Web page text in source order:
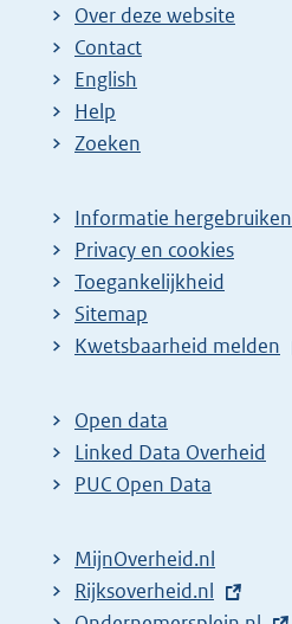
Over deze website
Contact
English
Help
Zoeken
Informatie hergebruiken
Privacy en cookies
Toegankelijkheid
Sitemap
E
t
e
r
l
i
Kwetsbaarheid melden
Open data
Linked Data Overheid
PUC Open Data
MijnOverheid.nl
E
Rijksoverheid.nl